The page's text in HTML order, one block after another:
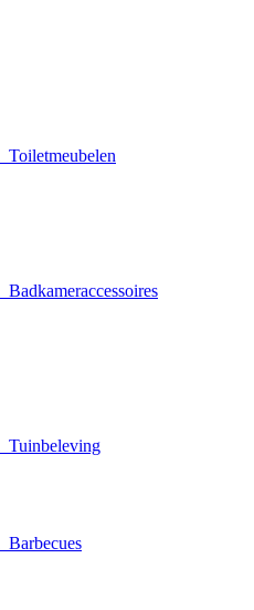
Toiletmeubelen
Badkameraccessoires
Tuinbeleving
Barbecues